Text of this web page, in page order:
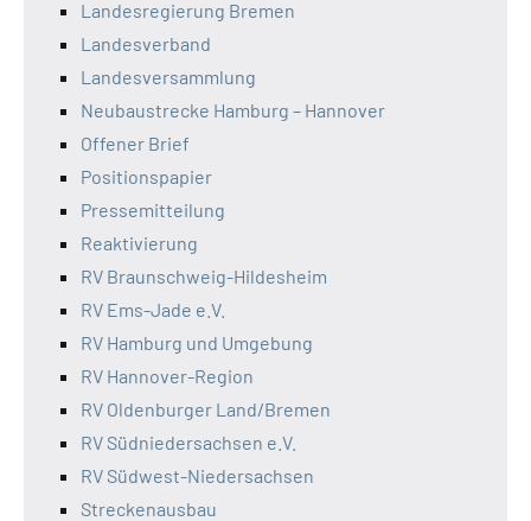
Landesregierung Bremen
Landesverband
Landesversammlung
Neubaustrecke Hamburg – Hannover
Offener Brief
Positionspapier
Pressemitteilung
Reaktivierung
RV Braunschweig-Hildesheim
RV Ems-Jade e.V.
RV Hamburg und Umgebung
RV Hannover-Region
RV Oldenburger Land/Bremen
RV Südniedersachsen e.V.
RV Südwest-Niedersachsen
Streckenausbau